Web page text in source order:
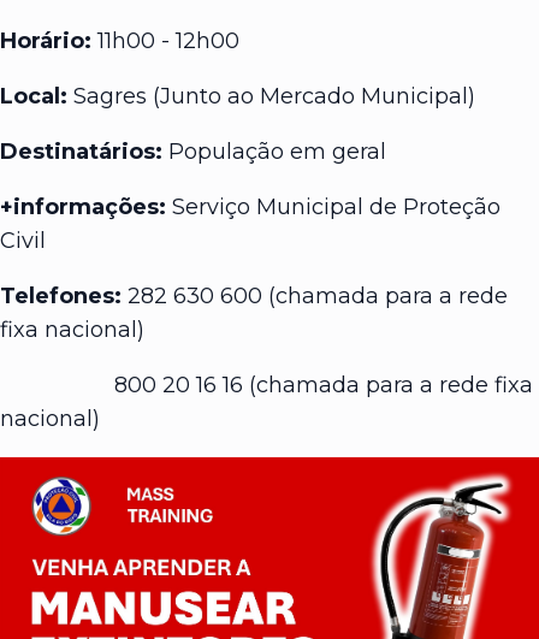
Horário: 11h00 - 12h00
Local: Sagres (Junto ao Mercado Municipal)
Destinatários: População em geral
+informações: Serviço Municipal de Proteção
Civil
Telefones: 282 630 600 (chamada para a rede
fixa nacional)
800 20 16 16 (chamada para a rede fixa
nacional)